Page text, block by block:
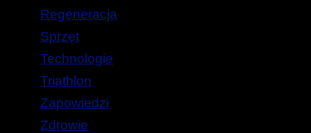
Regeneracja
Sprzęt
Technologie
Triathlon
Zapowiedzi
Zdrowie